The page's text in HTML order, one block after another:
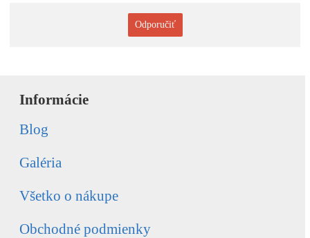
Odporučiť
Informácie
Blog
Galéria
Všetko o nákupe
Obchodné podmienky